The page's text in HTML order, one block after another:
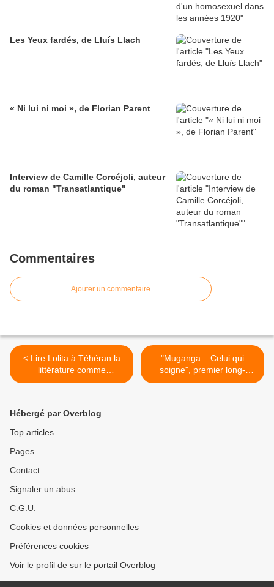
Les Yeux fardés, de Lluís Llach
« Ni lui ni moi », de Florian Parent
Interview de Camille Corcéjoli, auteur
du roman "Transatlantique"
Commentaires
Ajouter un commentaire
< Lire Lolita à Téhéran la
littérature comme
résistance
"Muganga – Celui qui
soigne", premier long-
métrage de Marie-Hélène
Hébergé par Overblog
Top articles
Pages
Contact
Signaler un abus
C.G.U.
Cookies et données personnelles
Préférences cookies
Voir le profil de sur le portail Overblog